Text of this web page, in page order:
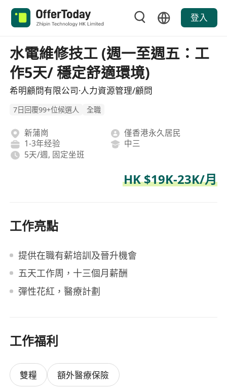
登入
水電維修技工 (週一至週五：工
作5天/ 穩定舒適環境)
希明顧問有限公司·人力資源管理/顧問
7日回覆99+位候選人 全職
新蒲崗
僅香港永久居民
1-3年经验
中三
5天/週, 固定坐班
HK $19K-23K/月
工作亮點
提供在職有薪培訓及晉升機會
五天工作周，十三個月薪酬
彈性花紅，醫療計劃
工作福利
雙糧 額外醫療保險